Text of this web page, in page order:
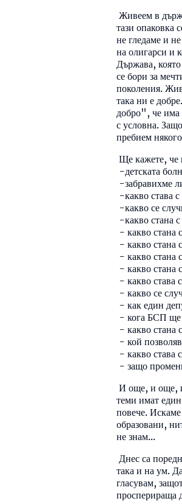
Живеем в
тази опаковка
не гледаме и
на олигарси и
Държава,
се бори за
поколения.
така ни е
добро", че има
с условна.
пребием
Ще кажете, че
-детската
-забравихме
-какво става
-какво се
-какво стана
- какво стана
- какво стана
- какво стана
- какво стана
- какво става
- какво се
- как един
- кога БСП ще
- какво стана
- кой
- какво става
- защо
И още, и още, и
теми имат
повече.
образовани,
не знам...
Днес са
така и на ум.
гласувам,
просперираща